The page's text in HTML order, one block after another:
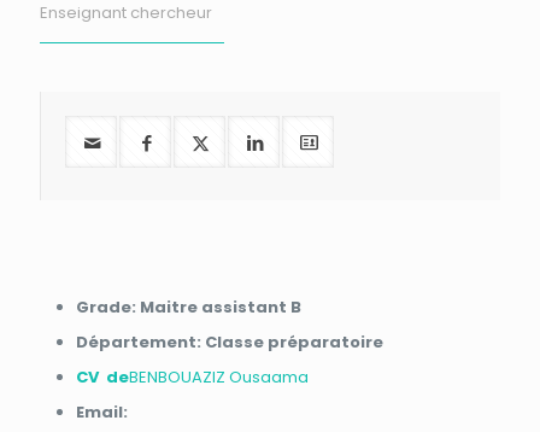
Enseignant chercheur
Grade: Maitre assistant B
Département: Classe préparatoire
CV deBENBOUAZIZ Ousaama
Email: